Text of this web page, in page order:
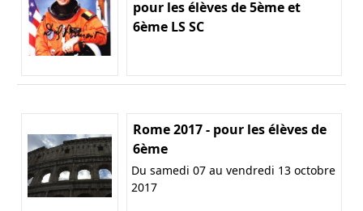
pour les élèves de 5ème et
6ème LS SC
Rome 2017 - pour les élèves de
6ème
Du samedi 07 au vendredi 13 octobre
2017